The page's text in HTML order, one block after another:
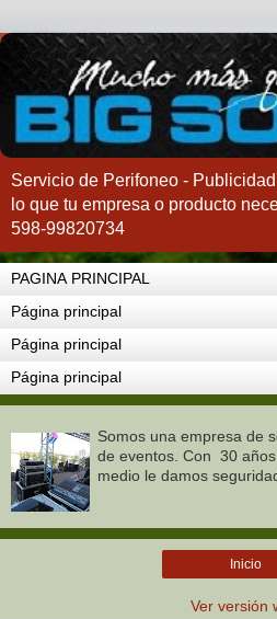
Servicio de Perifoneo -
lo que tu empresa o producto
598-99820734
Somos una empresa de
de eventos. Con 30
medio le damos
Inicio
Ver versión